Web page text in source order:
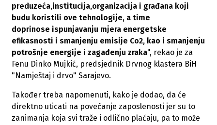
preduzeća,institucija,organizacija i građana koji
budu koristili ove tehnologije, a time
doprinose ispunjavanju mjera energetske
efikasnosti i smanjenju emisije Co2, kao i smanjenju
potrošnje energije i zagađenju zraka", rekao je za
Fenu Dinko Mujkić, predsjednik Drvnog klastera BiH
"Namještaj i drvo" Sarajevo.
Također treba napomenuti, kako je dodao, da će
direktno uticati na povećanje zaposlenosti jer su to
zanimanja koja svi traže i odlično plaćaju, pa to može